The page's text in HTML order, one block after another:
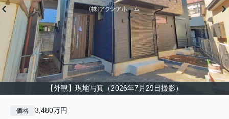
【外観】現地写真（2026年7月29日撮影）
価格 3,480万円